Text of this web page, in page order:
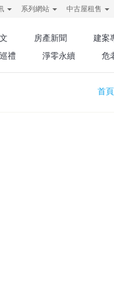
系列網站 中古屋租售
房產新聞 建案
禮
淨零永續 危
首頁